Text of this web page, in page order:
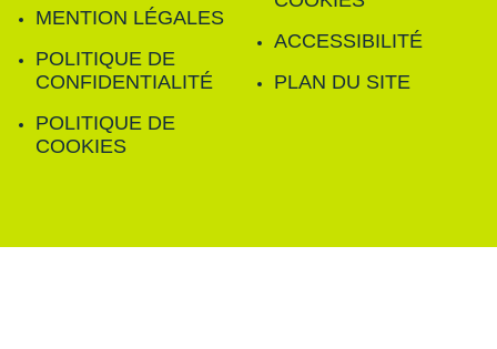
MENTION LÉGALES
POLITIQUE DE
CONFIDENTIALITÉ
POLITIQUE DE
COOKIES
ACCESSIBILITÉ
PLAN DU SITE